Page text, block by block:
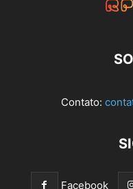
Contato:
Facebook